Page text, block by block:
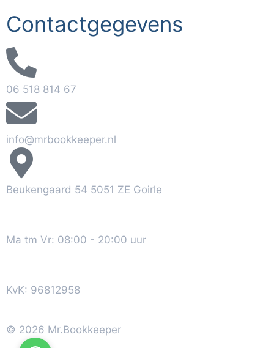
Contactgegevens
06 518 814 67
info@mrbookkeeper.nl
Beukengaard 54 5051 ZE Goirle
Ma tm Vr: 08:00 - 20:00 uur
KvK: 96812958
© 2026 Mr.Bookkeeper